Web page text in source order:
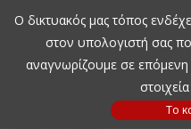
Ο δικτυακός μας τόπος
στον υπολογιστή σας
αναγνωρίζουμε σε